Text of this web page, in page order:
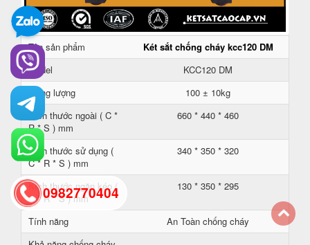
Tên sản phẩm
Két sắt chống cháy kcc120 DM
Model
KCC120 DM
Trọng lượng
100 ± 10kg
Kích thước ngoài ( C *
R * S ) mm
660 * 440 * 460
Kích thước sử dụng (
C * R * S ) mm
340 * 350 * 320
Kích thước ngăn kéo (
C * R * S ) mm
130 * 350 * 295
Tính năng
An Toàn chống cháy
0982770404
back